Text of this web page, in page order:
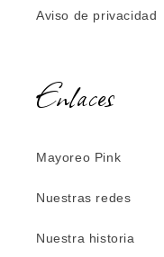
Aviso de privacidad
Enlaces
Mayoreo Pink
Nuestras redes
Nuestra historia